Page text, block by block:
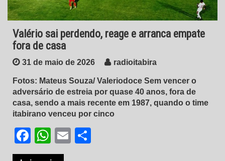
Valério sai perdendo, reage e arranca empate
fora de casa
31 de maio de 2026 radioitabira
Fotos: Mateus Souza/ Valeriodoce Sem vencer o
adversário de estreia por quase 40 anos, fora de
casa, sendo a mais recente em 1987, quando o time
itabirano venceu por cinco
Facebook
WhatsApp
Email